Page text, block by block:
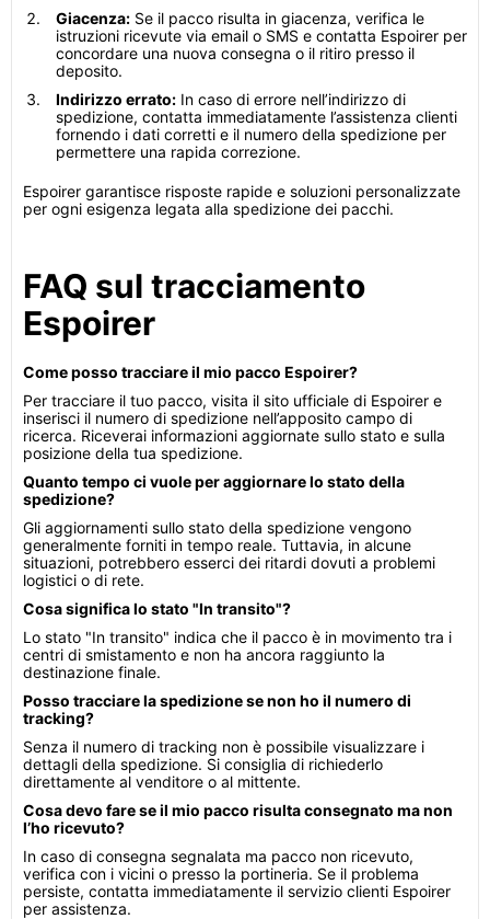
Giacenza: Se il pacco risulta in giacenza, verifica le
istruzioni ricevute via email o SMS e contatta Espoirer per
concordare una nuova consegna o il ritiro presso il
deposito.
Indirizzo errato: In caso di errore nell’indirizzo di
spedizione, contatta immediatamente l’assistenza clienti
fornendo i dati corretti e il numero della spedizione per
permettere una rapida correzione.
Espoirer garantisce risposte rapide e soluzioni personalizzate
per ogni esigenza legata alla spedizione dei pacchi.
FAQ sul tracciamento
Espoirer
Come posso tracciare il mio pacco Espoirer?
Per tracciare il tuo pacco, visita il sito ufficiale di Espoirer e
inserisci il numero di spedizione nell’apposito campo di
ricerca. Riceverai informazioni aggiornate sullo stato e sulla
posizione della tua spedizione.
Quanto tempo ci vuole per aggiornare lo stato della
spedizione?
Gli aggiornamenti sullo stato della spedizione vengono
generalmente forniti in tempo reale. Tuttavia, in alcune
situazioni, potrebbero esserci dei ritardi dovuti a problemi
logistici o di rete.
Cosa significa lo stato "In transito"?
Lo stato "In transito" indica che il pacco è in movimento tra i
centri di smistamento e non ha ancora raggiunto la
destinazione finale.
Posso tracciare la spedizione se non ho il numero di
tracking?
Senza il numero di tracking non è possibile visualizzare i
dettagli della spedizione. Si consiglia di richiederlo
direttamente al venditore o al mittente.
Cosa devo fare se il mio pacco risulta consegnato ma non
l’ho ricevuto?
In caso di consegna segnalata ma pacco non ricevuto,
verifica con i vicini o presso la portineria. Se il problema
persiste, contatta immediatamente il servizio clienti Espoirer
per assistenza.